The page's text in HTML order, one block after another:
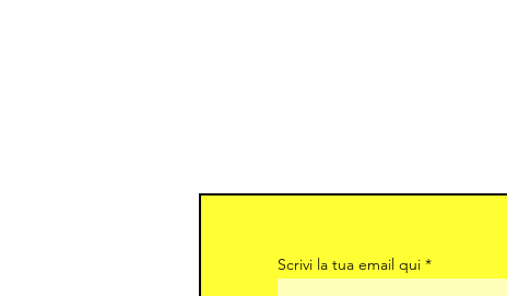
Scrivi la tua email qui